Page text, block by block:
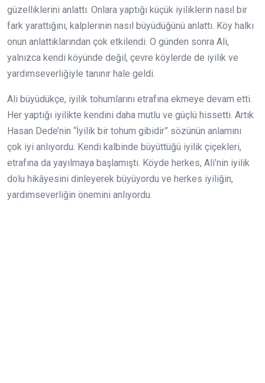
güzelliklerini anlattı. Onlara yaptığı küçük iyiliklerin nasıl bir
fark yarattığını, kalplerinin nasıl büyüdüğünü anlattı. Köy halkı
onun anlattıklarından çok etkilendi. O günden sonra Ali,
yalnızca kendi köyünde değil, çevre köylerde de iyilik ve
yardımseverliğiyle tanınır hale geldi.
Ali büyüdükçe, iyilik tohumlarını etrafına ekmeye devam etti.
Her yaptığı iyilikte kendini daha mutlu ve güçlü hissetti. Artık
Hasan Dede’nin “İyilik bir tohum gibidir” sözünün anlamını
çok iyi anlıyordu. Kendi kalbinde büyüttüğü iyilik çiçekleri,
etrafına da yayılmaya başlamıştı. Köyde herkes, Ali’nin iyilik
dolu hikâyesini dinleyerek büyüyordu ve herkes iyiliğin,
yardımseverliğin önemini anlıyordu.